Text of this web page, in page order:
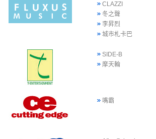
CLAZZI
冬之聲
李昇烈
城市札卡巴
SIDE-B
摩天輪
嘴霸